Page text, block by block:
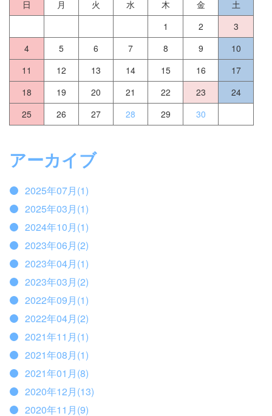
日 月 火 水 木 金
土
1
2
3
4
5 6 7 8 9
10
11
12 13 14 15 16
17
18
19 20 21 22 23
24
25
26 27 28 29 30
アーカイブ
2025年07月(1)
2025年03月(1)
2024年10月(1)
2023年06月(2)
2023年04月(1)
2023年03月(2)
2022年09月(1)
2022年04月(2)
2021年11月(1)
2021年08月(1)
2021年01月(8)
2020年12月(13)
2020年11月(9)